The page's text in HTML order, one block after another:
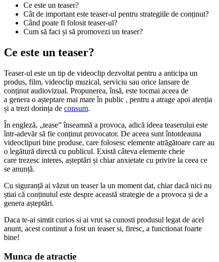
Ce este un teaser?
Cât de important este teaser-ul pentru strategiile de conținut?
Când poate fi folosit teaser-ul?
Cum să faci și să promovezi un teaser?
Ce este un teaser?
Teaser-ul este un tip de videoclip dezvoltat pentru a anticipa un
produs, film, videoclip muzical, serviciu sau orice lansare de
conținut audiovizual. Propunerea, însă, este tocmai aceea de
a genera o așteptare mai mare în public , pentru a atrage apoi atenția
și a trezi dorința de consum.
În engleză, „tease” înseamnă a provoca, adică ideea teaserului este
într-adevăr să fie conținut provocator. De aceea sunt întotdeauna
videoclipuri bine produse, care folosesc elemente atrăgătoare care au
o legătură directă cu publicul. Există câteva elemente cheie
care trezesc interes, așteptări și chiar anxietate cu privire la ceea ce
se anunță.
Cu siguranță ai văzut un teaser la un moment dat, chiar dacă nici nu
știai că conținutul este despre această strategie de a provoca și de a
genera așteptări.
Daca te-ai simtit curios si ai vrut sa cunosti produsul legat de acel
anunt, acest continut a fost un teaser si, firesc, a functionat foarte
bine!
Munca de atractie